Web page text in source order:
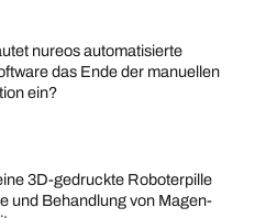
nureos automatisierte
das Ende der manuellen
ein?
3D-gedruckte Roboterpille
und Behandlung von Magen-